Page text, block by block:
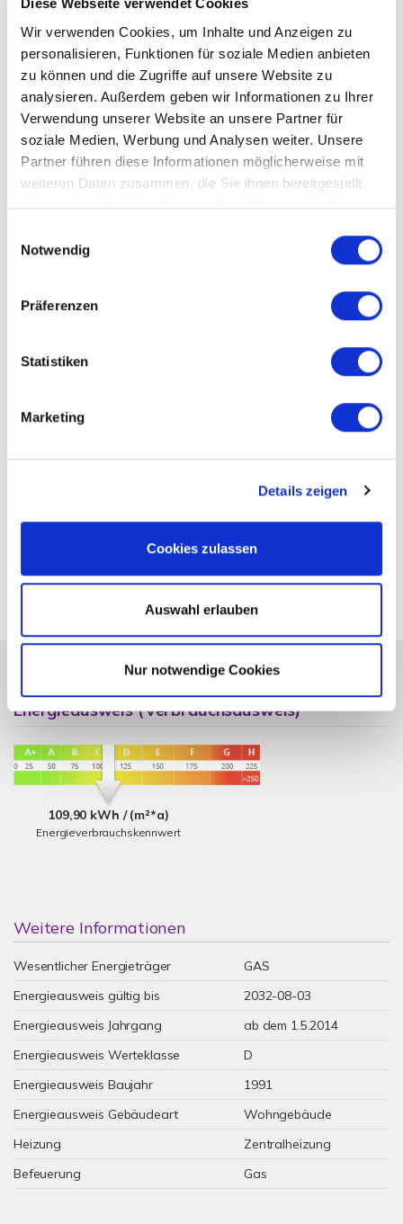
Diese Webseite verwendet Cookies
Wir verwenden Cookies, um Inhalte und Anzeigen zu
personalisieren, Funktionen für soziale Medien anbieten
zu können und die Zugriffe auf unsere Website zu
analysieren. Außerdem geben wir Informationen zu Ihrer
Verwendung unserer Website an unsere Partner für
soziale Medien, Werbung und Analysen weiter. Unsere
Partner führen diese Informationen möglicherweise mit
weiteren Daten zusammen, die Sie ihnen bereitgestellt
haben oder die sie im Rahmen Ihrer Nutzung der Dienste
Notwendig
Präferenzen
Statistiken
Marketing
Details zeigen
Cookies zulassen
Auswahl erlauben
Nur notwendige Cookies
mögliche, aber nicht erforderliche Dacheindeckung wurde
bereits im Kaufpreis berücksichtigt.
Sind Sie Oldtimerfan oder haben Sie viele Fahrzeuge?
Wenn ja, dann werden Ihnen die Möglichkeiten bei
diesem Haus mit Sicherheit sehr gefallen: 3 Fahrzeuge
könnten Sie in Ihren Garagen unterbringen und nochmals
3 Fahrzeuge haben Platz vor den Garagen.
Bei diesem Bungalow handelt es sich um ein "Hebelhaus"
- Fertighaus in Massivbauweise vom Typ C75 / 126.
geplanten Ortswechsels im nächsten Jahr verkauft. Ein
Bezug ist ab dem 01.08.2023 möglich, eventuell etwas
Ansprechpartner
Telefon: 004961319010180
Telefax: 004961319010188
Energieausweis (Verbrauchsausweis)
109,90 kWh / (m²*a)
Energieverbrauchskennwert
Weitere Informationen
Wesentlicher Energieträger
GAS
Energieausweis gültig bis
2032-08-03
Energieausweis Jahrgang
ab dem 1.5.2014
Energieausweis Werteklasse
D
Energieausweis Baujahr
1991
Energieausweis Gebäudeart
Wohngebäude
Heizung
Zentralheizung
Befeuerung
Gas